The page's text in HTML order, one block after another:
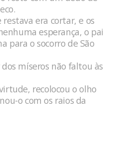
restava era cortar, e os
esperança, o pai
para o socorro de São
míseros não faltou às
recolocou o olho
o com os raios da